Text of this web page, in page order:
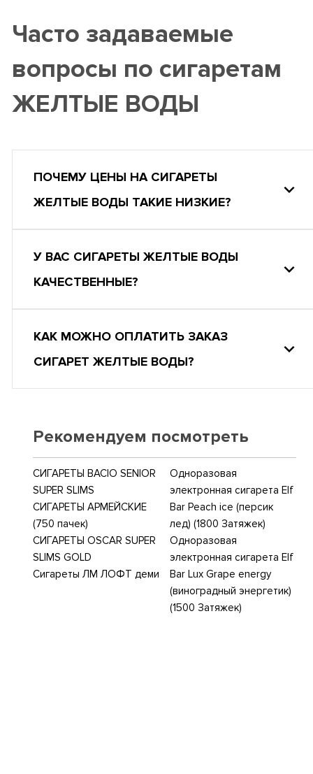
Часто задаваемые
вопросы по сигаретам
ЖЕЛТЫЕ ВОДЫ
ПОЧЕМУ ЦЕНЫ НА СИГАРЕТЫ
ЖЕЛТЫЕ ВОДЫ ТАКИЕ НИЗКИЕ?
У ВАС СИГАРЕТЫ ЖЕЛТЫЕ ВОДЫ
КАЧЕСТВЕННЫЕ?
КАК МОЖНО ОПЛАТИТЬ ЗАКАЗ
СИГАРЕТ ЖЕЛТЫЕ ВОДЫ?
Рекомендуем посмотреть
СИГАРЕТЫ BACIO SENIOR
SUPER SLIMS
СИГАРЕТЫ АРМЕЙСКИЕ
(750 пачек)
СИГАРЕТЫ OSCAR SUPER
SLIMS GOLD
Сигареты ЛМ ЛОФТ деми
Одноразовая
электронная сигарета Elf
Bar Peach ice (персик
лед) (1800 Затяжек)
Одноразовая
электронная сигарета Elf
Bar Lux Grape energy
(виноградный энергетик)
(1500 Затяжек)